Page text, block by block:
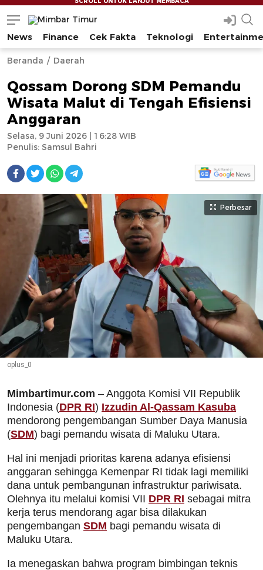
Mimbar Timur
Media Berjaringan Indonesia Timur
News Finance Cek Fakta Teknologi
Beranda Daerah
Qossam Dorong SDM Pemandu
Wisata Malut di Tengah Efisiensi
Anggaran
Penulis: Samsul Bahri
Selasa, 9 Juni 2026 | 16:28 WIB
Perbesar
oplus_0
Mimbartimur.com – Anggota Komisi VII Republik
Indonesia (DPR RI) Izzudin Al-Qassam Kasuba
mendorong pengembangan Sumber Daya Manusia
(SDM) bagi pemandu wisata di Maluku Utara.
Hal ini menjadi prioritas karena adanya efisiensi
anggaran sehingga Kemenpar RI tidak lagi memiliki
dana untuk pembangunan infrastruktur pariwisata.
Olehnya itu melalui komisi VII DPR RI sebagai mitra
kerja terus mendorang agar bisa dilakukan
pengembangan SDM bagi pemandu wisata di
Maluku Utara.
Ia menegaskan bahwa program bimbingan teknis
--
--